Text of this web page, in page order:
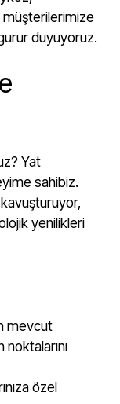
müşterilerimize
duyuyoruz.
Yat
sahibiz.
kavuşturuyor,
yenilikleri
mevcut
özel